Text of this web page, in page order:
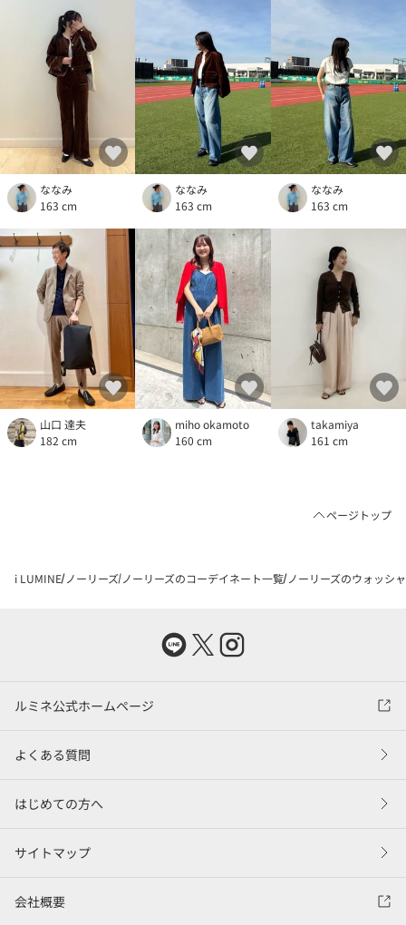
ななみ
163 cm
ななみ
163 cm
ななみ
163 cm
山口 達夫
182 cm
miho okamoto
160 cm
takamiya
161 cm
ページトップ
i LUMINE ノーリーズ ノーリーズのコーデイネート一覧 ノーリーズのウォッシ
ルミネ公式ホームページ
よくある質問
はじめての方へ
サイトマップ
会社概要